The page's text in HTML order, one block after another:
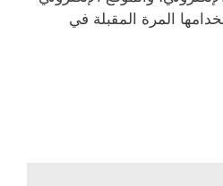
المرة المقبلة في